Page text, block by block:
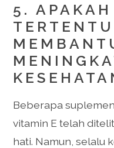
5.
Beberapa
vitamin E telah
hati. Namun, selalu